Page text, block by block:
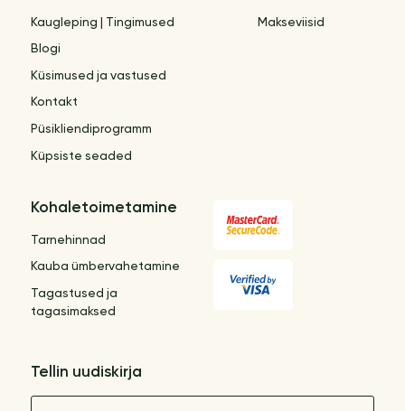
Kaugleping | Tingimused
Blogi
Küsimused ja vastused
Kontakt
Püsikliendiprogramm
Küpsiste seaded
Makseviisid
Kohaletoimetamine
Tarnehinnad
Kauba ümbervahetamine
Tagastused ja
tagasimaksed
Tellin uudiskirja